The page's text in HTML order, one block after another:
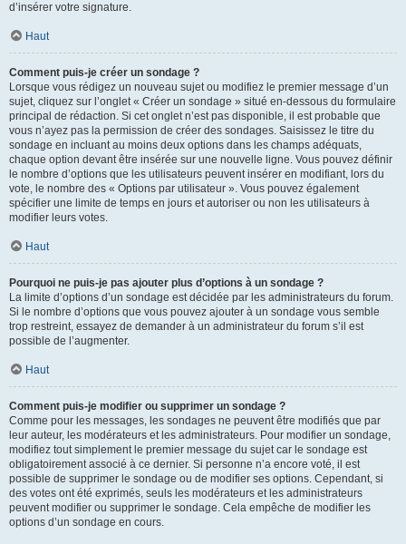
d’insérer votre signature.
Haut
Comment puis-je créer un sondage ?
Lorsque vous rédigez un nouveau sujet ou modifiez le premier message d’un
sujet, cliquez sur l’onglet « Créer un sondage » situé en-dessous du formulaire
principal de rédaction. Si cet onglet n’est pas disponible, il est probable que
vous n’ayez pas la permission de créer des sondages. Saisissez le titre du
sondage en incluant au moins deux options dans les champs adéquats,
chaque option devant être insérée sur une nouvelle ligne. Vous pouvez définir
le nombre d’options que les utilisateurs peuvent insérer en modifiant, lors du
vote, le nombre des « Options par utilisateur ». Vous pouvez également
spécifier une limite de temps en jours et autoriser ou non les utilisateurs à
modifier leurs votes.
Haut
Pourquoi ne puis-je pas ajouter plus d’options à un sondage ?
La limite d’options d’un sondage est décidée par les administrateurs du forum.
Si le nombre d’options que vous pouvez ajouter à un sondage vous semble
trop restreint, essayez de demander à un administrateur du forum s’il est
possible de l’augmenter.
Haut
Comment puis-je modifier ou supprimer un sondage ?
Comme pour les messages, les sondages ne peuvent être modifiés que par
leur auteur, les modérateurs et les administrateurs. Pour modifier un sondage,
modifiez tout simplement le premier message du sujet car le sondage est
obligatoirement associé à ce dernier. Si personne n’a encore voté, il est
possible de supprimer le sondage ou de modifier ses options. Cependant, si
des votes ont été exprimés, seuls les modérateurs et les administrateurs
peuvent modifier ou supprimer le sondage. Cela empêche de modifier les
options d’un sondage en cours.